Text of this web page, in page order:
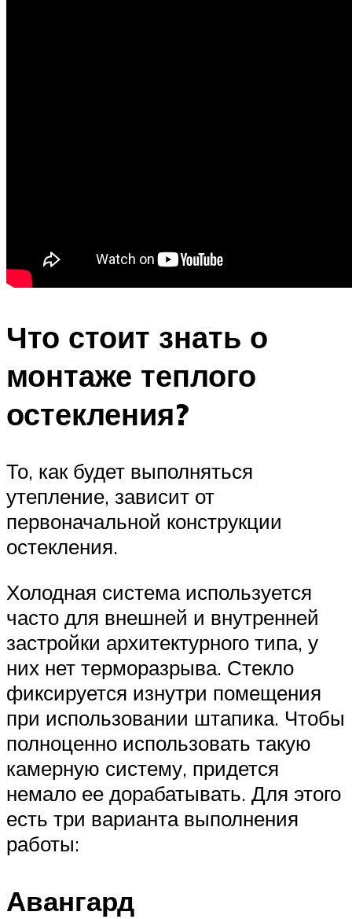
Что стоит знать о
монтаже теплого
остекления?
То, как будет выполняться
утепление, зависит от
первоначальной конструкции
остекления.
Холодная система используется
часто для внешней и внутренней
застройки архитектурного типа, у
них нет терморазрыва. Стекло
фиксируется изнутри помещения
при использовании штапика. Чтобы
полноценно использовать такую
камерную систему, придется
немало ее дорабатывать. Для этого
есть три варианта выполнения
работы:
Авангард